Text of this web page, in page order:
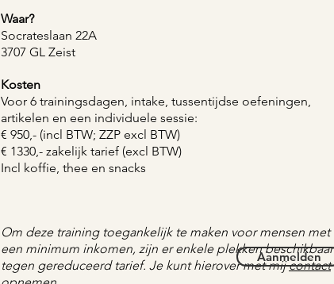
​Waar?
​Socrateslaan 22A
3707 GL Zeist
Kosten
Voor 6 trainingsdagen, intake, tussentijdse oefeningen,
artikelen en een individuele sessie:
€ 950,- (incl BTW; ZZP excl BTW)
€ 1330,- zakelijk tarief (excl BTW)
Incl koffie, thee en snacks
Om deze training toegankelijk te maken voor mensen met
een minimum inkomen, zijn er enkele plekken beschikbaar
tegen gereduceerd tarief. Je kunt hierover met mijcontact
Aanmelden